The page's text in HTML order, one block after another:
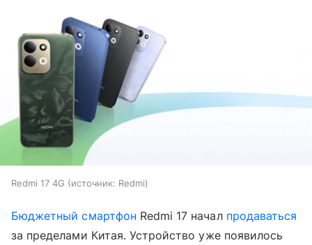
Redmi 17 4G источник: Redmi
Бюджетный смартфонRedmi 17 начал продаваться
за пределами Китая. Устройство уже появилось